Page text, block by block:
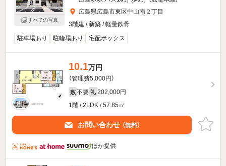
すべての写真
広島県広島市東区中山南２丁目
3階建 / 新築 / 軽量鉄骨
駐車場あり
駐輪場あり 宅配ボックス
10.1万円
（管理費5,000円）
敷 不要 礼 202,000円
1階 / 2LDK / 57.85㎡
お問い合わせ （無料）
ほか提供